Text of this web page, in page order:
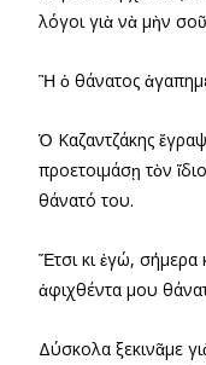
λόγοι γιὰ νὰ μὴν
Ἢ ὁ θάνατος
Ὁ Καζαντζάκης
προετοιμάσῃ τὸν
θάνατό του.
Ἔτσι κι ἐγώ, σήμερα
ἀφιχθέντα μου
Δύσκολα ξεκινᾶμε